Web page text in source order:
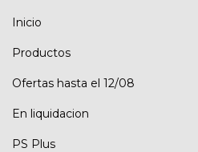
Inicio
Productos
Ofertas hasta el 12/08
En liquidacion
PS Plus